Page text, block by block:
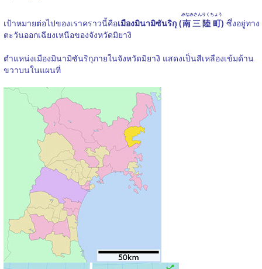
เป้าหมายต่อไปของเราคราวนี้คือเมืองมินามิซันริกุ (南三陸町
みなみさんりくちょう
) ซึ่งอยู่ทาง
ตะวันออกเฉียงเหนือของจังหวัดมิยางิ
ตำแหน่งเมืองมินามิซันริกุภายในจังหวัดมิยางิ แสดงเป็นสีเหลืองเข้มด้าน
ขวาบนในแผนที่